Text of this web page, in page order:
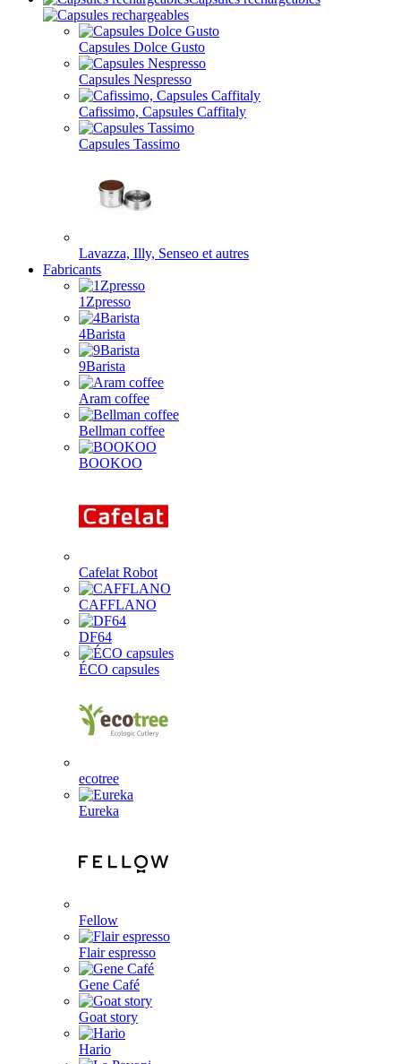
Capsules Dolce Gusto
Capsules Nespresso
Cafissimo, Capsules Caffitaly
Capsules Tassimo
Lavazza, Illy, Senseo et autres
Fabricants
1Zpresso
4Barista
9Barista
Aram coffee
Bellman coffee
BOOKOO
Cafelat Robot
CAFFLANO
DF64
ÉCO capsules
ecotree
Eureka
Fellow
Flair espresso
Gene Café
Goat story
Hario